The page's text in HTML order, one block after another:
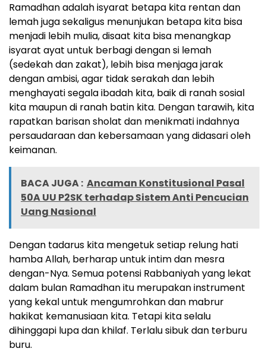
Ramadhan adalah isyarat betapa kita rentan dan
lemah juga sekaligus menunjukan betapa kita bisa
menjadi lebih mulia, disaat kita bisa menangkap
isyarat ayat untuk berbagi dengan si lemah
(sedekah dan zakat), lebih bisa menjaga jarak
dengan ambisi, agar tidak serakah dan lebih
menghayati segala ibadah kita, baik di ranah sosial
kita maupun di ranah batin kita. Dengan tarawih, kita
rapatkan barisan sholat dan menikmati indahnya
persaudaraan dan kebersamaan yang didasari oleh
keimanan.
BACA JUGA : Ancaman Konstitusional Pasal
50A UU P2SK terhadap Sistem Anti Pencucian
Uang Nasional
Dengan tadarus kita mengetuk setiap relung hati
hamba Allah, berharap untuk intim dan mesra
dengan-Nya. Semua potensi Rabbaniyah yang lekat
dalam bulan Ramadhan itu merupakan instrument
yang kekal untuk mengumrohkan dan mabrur
hakikat kemanusiaan kita. Tetapi kita selalu
dihinggapi lupa dan khilaf. Terlalu sibuk dan terburu
buru.